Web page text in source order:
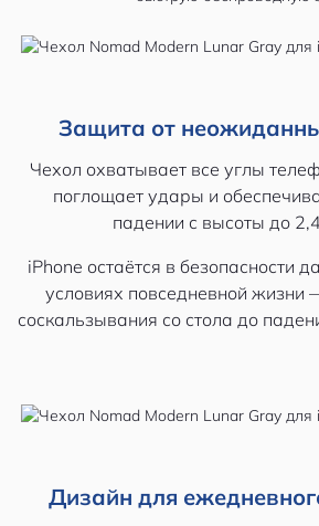
Защита от
Чехол охватывает все углы
поглощает удары и
падении с высоты до
iPhone остаётся в безопасности
условиях повседневной жизни
соскальзывания со стола до
Дизайн для